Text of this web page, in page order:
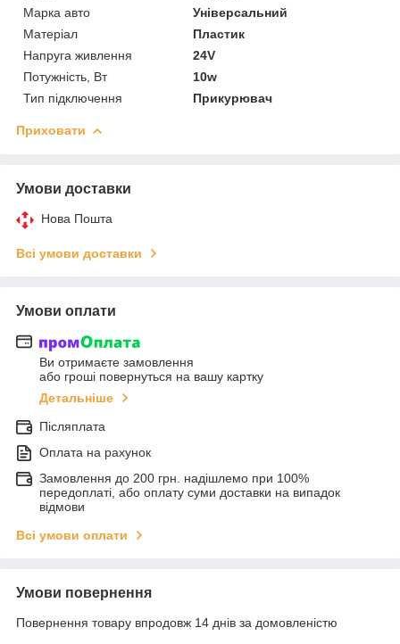
Марка авто
Універсальний
Матеріал
Пластик
Напруга живлення
24V
Потужність, Вт
10w
Тип підключення
Прикурювач
Приховати
Умови доставки
Нова Пошта
Всі умови доставки
Умови оплати
Ви отримаєте замовлення
або гроші повернуться на вашу картку
Детальніше
Післяплата
Оплата на рахунок
Замовлення до 200 грн. надішлемо при 100%
передоплаті, або оплату суми доставки на випадок
відмови
Всі умови оплати
Умови повернення
Повернення товару впродовж 14 днів за домовленістю